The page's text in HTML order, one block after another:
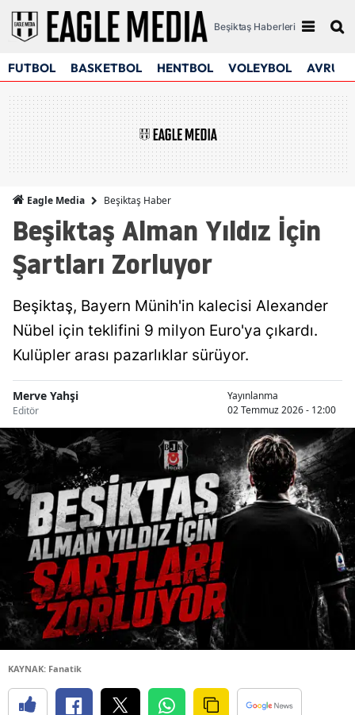
Beşiktaş Haberleri
FUTBOL BASKETBOL HENTBOL VOLEYBOL
Eagle Media Beşiktaş Haber
Beşiktaş Alman Yıldız İçin
Şartları Zorluyor
Beşiktaş, Bayern Münih'in kalecisi Alexander
Nübel için teklifini 9 milyon Euro'ya çıkardı.
Kulüpler arası pazarlıklar sürüyor.
Merve Yahşi
Editör
Yayınlanma
02 Temmuz 2026 - 12:00
KAYNAK: Fanatik